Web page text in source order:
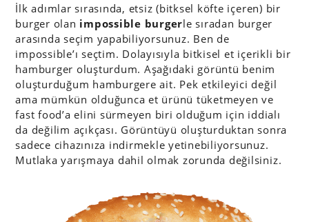
İlk adımlar sırasında, etsiz (bitksel köfte içeren) bir
burger olan impossible burgerle sıradan burger
arasında seçim yapabiliyorsunuz. Ben de
impossible’ı seçtim. Dolayısıyla bitkisel et içerikli bir
hamburger oluşturdum. Aşağıdaki görüntü benim
oluşturduğum hamburgere ait. Pek etkileyici değil
ama mümkün olduğunca et ürünü tüketmeyen ve
fast food’a elini sürmeyen biri olduğum için iddialı
da değilim açıkçası. Görüntüyü oluşturduktan sonra
sadece cihazınıza indirmekle yetinebiliyorsunuz.
Mutlaka yarışmaya dahil olmak zorunda değilsiniz.